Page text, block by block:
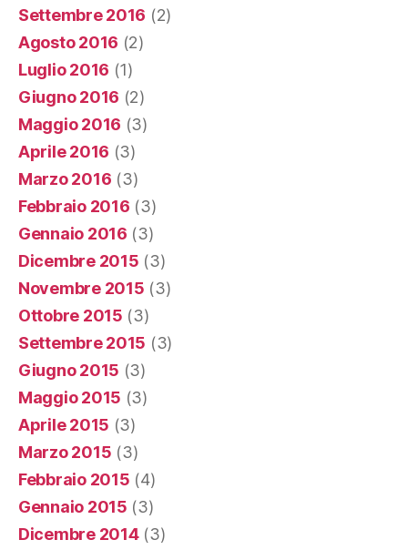
Settembre 2016 (2)
Agosto 2016 (2)
Luglio 2016 (1)
Giugno 2016 (2)
Maggio 2016 (3)
Aprile 2016 (3)
Marzo 2016 (3)
Febbraio 2016 (3)
Gennaio 2016 (3)
Dicembre 2015 (3)
Novembre 2015 (3)
Ottobre 2015 (3)
Settembre 2015 (3)
Giugno 2015 (3)
Maggio 2015 (3)
Aprile 2015 (3)
Marzo 2015 (3)
Febbraio 2015 (4)
Gennaio 2015 (3)
Dicembre 2014(3)